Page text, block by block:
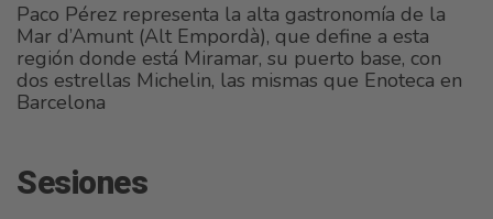
Paco Pérez representa la alta gastronomía de la
Mar d’Amunt (Alt Empordà), que define a esta
región donde está Miramar, su puerto base, con
dos estrellas Michelin, las mismas que Enoteca en
Barcelona
Sesiones